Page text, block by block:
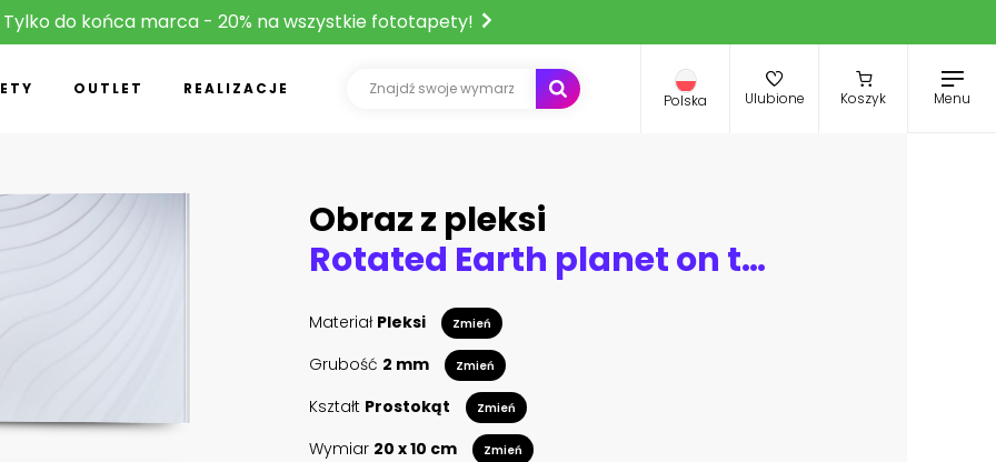
Tylko do końca marca - 20% na wszystkie fototapety!
OUTLET REALIZACJE
Polska Ulubione Koszyk Menu
Obraz z pleksi
Rotated Earth planet on the finger with You Can Change The World caption. Motivation poster concept. Vector illustration.
Materiał Pleksi Zmień
Grubość 2 mm Zmień
Kształt Prostokąt Zmień
Wymiar 20 x 10 cm Zmień